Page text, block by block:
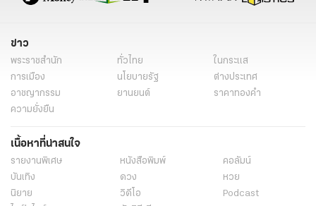
ข่าวการเมือง ไทยรัฐ ข่าวด่วน ข่าวการเมือง
ข่าว
พระราชสำนัก ทั่วไทย
ในกระแส
การเมือง
นโยบายรัฐ
ต่างประเทศ
อาชญากรรม
ยานยนต์
ราคาทองคำ
ความยั่งยืน
เนื้อหาที่น่าสนใจ
รายงานพิเศษ หนังสือพิมพ์
คอลัมน์
บันเทิง
ดวง
หวย
นิยาย
วิดีโอ
Podcast